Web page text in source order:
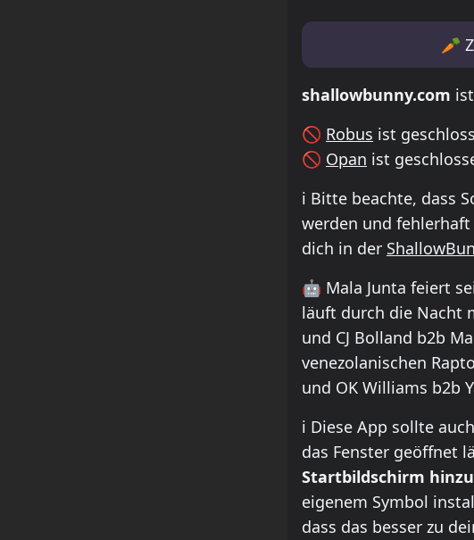
Lineup & Timetable for
🥕
shallowbunny.com
🚫 Robus ist
🚫 Opan ist
ℹ️ Bitte beachte, dass
werden und
dich in der
🤖 Mala Junta feiert
läuft durch die Nacht
und CJ Bolland b2b
venezolanischen
und OK Williams b2b
how to install this
ℹ️ Diese App sollte
das Fenster geöffnet
Startbildschirm hinzu
eigenem Symbol
dass das besser zu